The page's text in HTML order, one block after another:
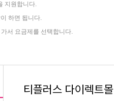
지원합니다.
하면 됩니다.
서 요금제를 선택합니다.
티플러스 다이렉트몰